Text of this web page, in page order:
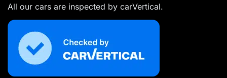
All our cars are inspected by carVertical.